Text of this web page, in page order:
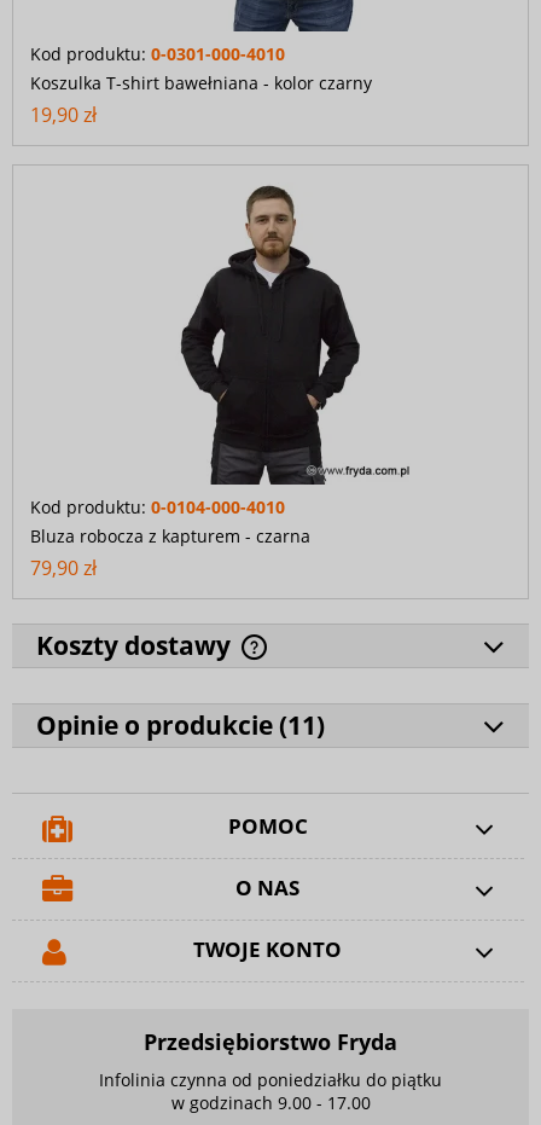
Kod produktu: 0-0301-000-4010
Koszulka T-shirt bawełniana - kolor czarny
19,90 zł
Kod produktu: 0-0104-000-4010
Bluza robocza z kapturem - czarna
79,90 zł
Koszty dostawy
Opinie o produkcie (11)
POMOC
O NAS
TWOJE KONTO
Przedsiębiorstwo Fryda
Infolinia czynna od poniedziałku do piątku
w godzinach 9.00 - 17.00